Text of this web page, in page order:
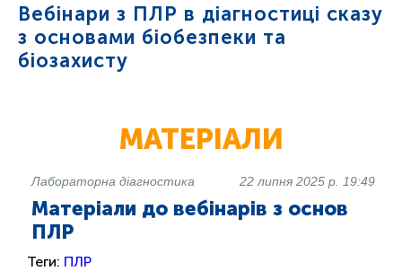
Вебінари з ПЛР в діагностиці сказу
з основами біобезпеки та
біозахисту
МАТЕРІАЛИ
Лабораторна діагностика 22 липня 2025 р. 19:49
Матеріали до вебінарів з основ
ПЛР
Теги: ПЛР